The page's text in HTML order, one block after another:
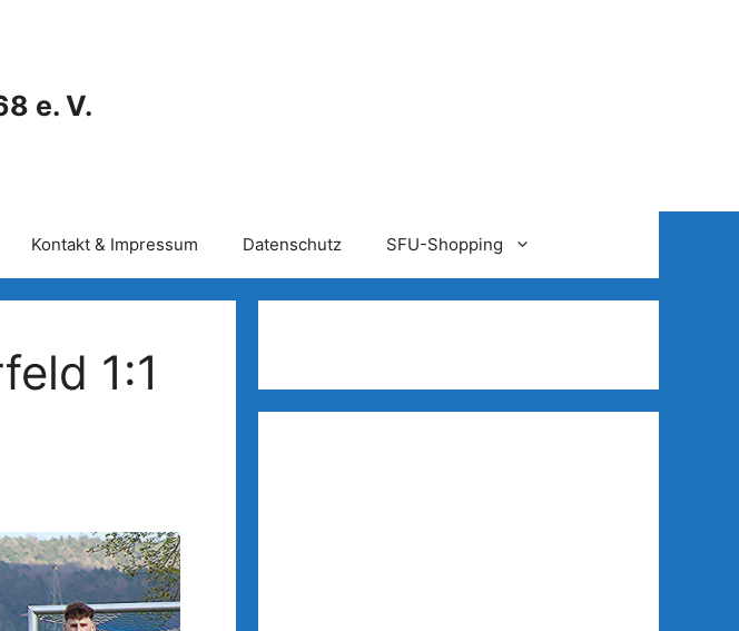
e. V.
Kontakt & Impressum Datenschutz SFU-Shopping
1:1